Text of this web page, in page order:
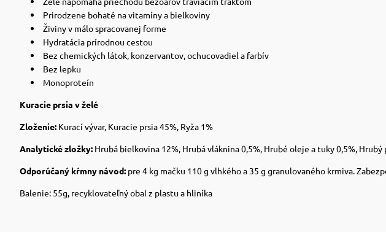
Prirodzene bohaté na vitamíny a bielkoviny
Živiny v málo spracovanej forme
Hydratácia prírodnou cestou
Bez chemických látok, konzervantov, ochucovadiel a farbív
Bez lepku
Monoproteín
Kuracie prsia v želé
Zloženie: Kurací vývar, Kuracie prsia 45%, Ryža 1%
Analytické zložky: Hrubá bielkovina 12%, Hrubá vláknina 0,5%, Hrubé oleje a tuky 0,5%,
Odporúčaný kŕmny návod: pre 4 kg mačku 110 g vlhkého a 35 g granulovaného krmiva.
Balenie: 55g, recyklovateľný obal z plastu a hliníka